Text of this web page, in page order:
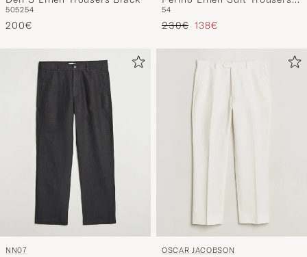
505254
200€
Dark Blue
54
Regulärer Preis
230€ Reduzierter Preis
138€
NN07 OSCAR JACOBSON